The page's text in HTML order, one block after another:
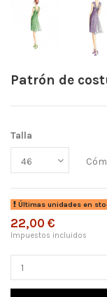
Patrón de
Talla
Últimas unidades en
22,00 €
Impuestos incluidos